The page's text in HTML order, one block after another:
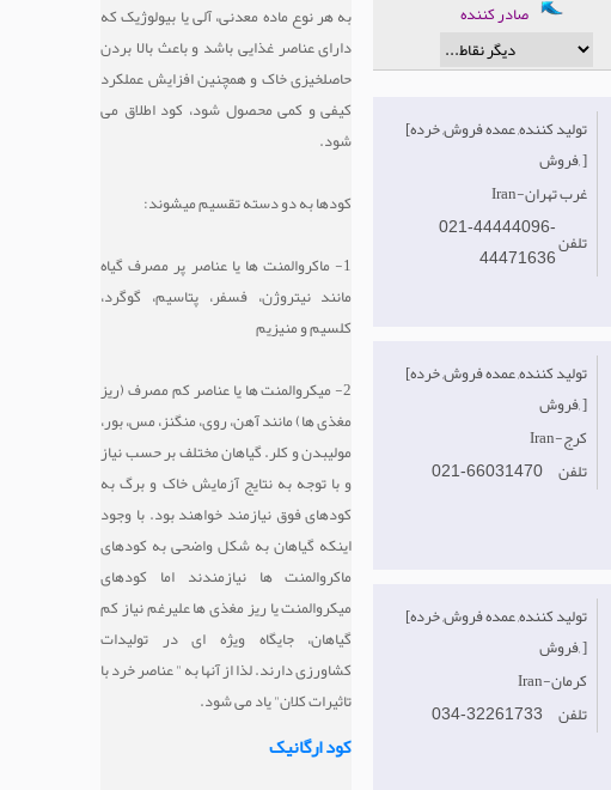
به هر نوع ماده معدنی، آلی یا بیولوژیک که
دارای عناصر غذایی باشد و باعث بالا بردن
حاصلخیزی خاک و همچنین افزایش عملکرد
کیفی و کمی محصول شود، کود اطلاق می
شود.
کودها به دو دسته تقسیم میشوند:
1- ماکروالمنت ها یا عناصر پر مصرف گیاه
مانند نیتروژن، فسفر، پتاسیم، گوگرد،
کلسیم و منیزیم
2- میکروالمنت ها یا عناصر کم مصرف (ریز
مغذی ها) مانند آهن، روی، منگنز، مس، بور،
مولیبدن و کلر. گیاهان مختلف بر حسب نیاز
و با توجه به نتایج آزمایش خاک و برگ به
کودهای فوق نیازمند خواهند بود. با وجود
اینکه گیاهان به شکل واضحی به کودهای
ماکروالمنت ها نیازمندند اما کودهای
میکروالمنت یا ریز مغذی ها علیرغم نیاز کم
گیاهان، جایگاه ویژه ای در تولیدات
کشاورزی دارند. لذا از آنها به " عناصر خرد با
تاثیرات کلان" یاد می شود.
کود ارگانیک
[تولید کننده, عمده فروش, خرده
فروش, ]
Iran-غرب‌ تهران
021-44444096-
44471636تلفن
[تولید کننده, عمده فروش, خرده
فروش, ]
Iran-کرج
021-66031470 تلفن
[تولید کننده, عمده فروش, خرده
فروش, ]
Iran-کرمان
034-32261733 تلفن